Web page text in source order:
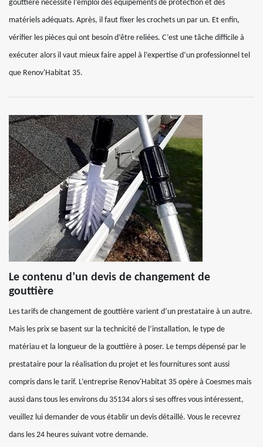
gouttière nécessite l’emploi des équipements de protection et des
matériels adéquats. Après, il faut fixer les crochets un par un. Et enfin,
vérifier les pièces qui ont besoin d’être reliées. C’est une tâche difficile à
exécuter alors il vaut mieux faire appel à l’expertise d’un professionnel tel
que Renov'Habitat 35.
Le contenu d’un devis de changement de
gouttière
Les tarifs de changement de gouttière varient d’un prestataire à un autre.
Mais les prix se basent sur la technicité de l’installation, le type de
matériau et la longueur de la gouttière à poser. Le temps dépensé par le
prestataire pour la réalisation du projet et les fournitures sont aussi
compris dans le tarif. L’entreprise Renov'Habitat 35 opère à Coesmes mais
aussi dans tous les environs du 35134 alors si ses offres vous intéressent,
veuillez lui demander de vous établir un devis détaillé. Vous le recevrez
dans les 24 heures suivant votre demande.